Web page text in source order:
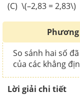
(C) \(–2,83 =
So sánh hai số
của các khẳng
Lời giải chi tiết